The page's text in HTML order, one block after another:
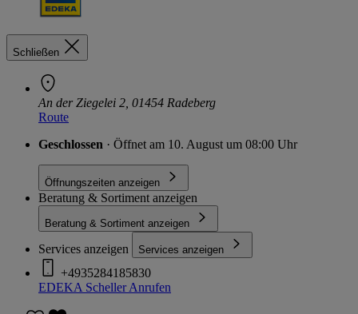
Schließen
An der Ziegelei 2, 01454 Radeberg
Route
Geschlossen · Öffnet am 10. August um 08:00 Uhr
Öffnungszeiten anzeigen
Beratung & Sortiment anzeigen
Beratung & Sortiment anzeigen
Services anzeigen Services anzeigen
+4935284185830
EDEKA SchellerAnrufen